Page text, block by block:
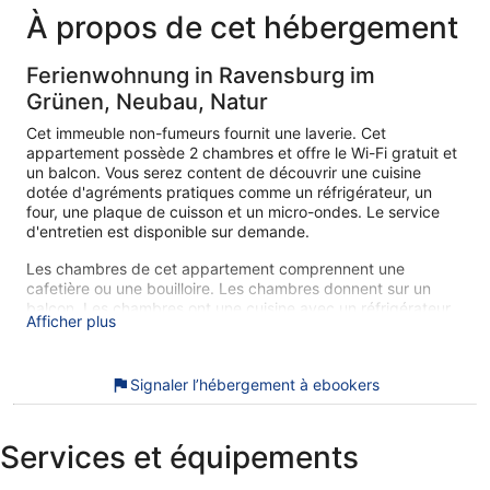
À propos de cet hébergement
Ferienwohnung in Ravensburg im
Grünen, Neubau, Natur
Cet immeuble non-fumeurs fournit une laverie. Cet
appartement possède 2 chambres et offre le Wi-Fi gratuit et
un balcon. Vous serez content de découvrir une cuisine
dotée d'agréments pratiques comme un réfrigérateur, un
four, une plaque de cuisson et un micro-ondes. Le service
d'entretien est disponible sur demande.
Les chambres de cet appartement comprennent une
cafetière ou une bouilloire. Les chambres donnent sur un
balcon. Les chambres ont une cuisine avec un réfrigérateur,
une plaque de cuisson, un micro-ondes et un coin salle à
Cet appartement de Ravensburg offre l'accès gratuit à
Internet par Wi-Fi. Une télévision connectée est disponible
demande et le remplacement des draps est disponible sur
demande.
Afficher plus
Signaler l’hébergement à ebookers
Services et équipements